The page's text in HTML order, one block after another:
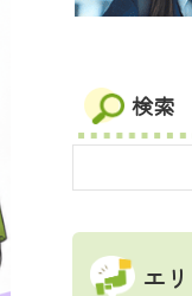
検索
エ